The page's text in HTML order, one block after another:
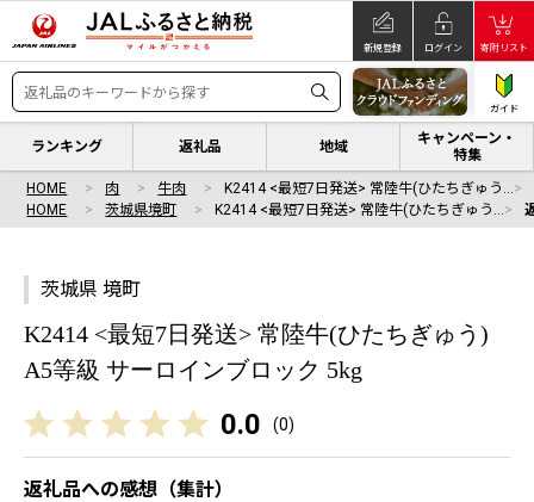
新規登録 ログイン 寄附リスト
ガイド
ランキング 返礼品 地域
キャンペーン・
特集
HOME 肉 牛肉
K2414 <最短7日発送> 常陸牛(ひたちぎゅう…
HOME
茨城県境町 K2414 <最短7日発送> 常陸牛(ひたちぎゅう…
茨城県 境町
K2414 <最短7日発送> 常陸牛(ひたちぎゅう)
A5等級 サーロインブロック 5kg
0.0 (0)
返礼品への感想（集計）